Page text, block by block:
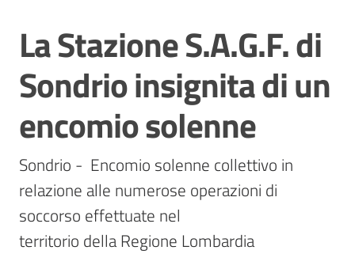
siamo
Le
Stazioni
Notizie
ed
eventi
Salta al contenuto
La Stazione S.A.G.F. di
Sondrio insignita di un
encomio solenne
Sondrio -  Encomio solenne collettivo in
relazione alle numerose operazioni di
soccorso effettuate nel
territorio della Regione Lombardia